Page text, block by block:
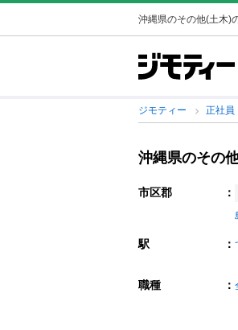
沖縄県のその他(土木)
ジモティー 正社員
沖縄県のその
市区郡 ：
駅 ：
職種 ：